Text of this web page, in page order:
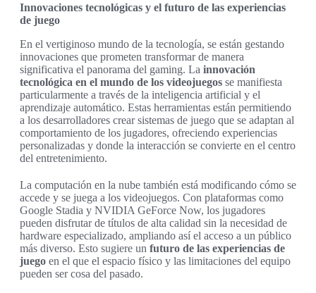
Innovaciones tecnológicas y el futuro de las experiencias
de juego
En el vertiginoso mundo de la tecnología, se están gestando
innovaciones que prometen transformar de manera
significativa el panorama del gaming. La innovación
tecnológica en el mundo de los videojuegos se manifiesta
particularmente a través de la inteligencia artificial y el
aprendizaje automático. Estas herramientas están permitiendo
a los desarrolladores crear sistemas de juego que se adaptan al
comportamiento de los jugadores, ofreciendo experiencias
personalizadas y donde la interacción se convierte en el centro
del entretenimiento.
La computación en la nube también está modificando cómo se
accede y se juega a los videojuegos. Con plataformas como
Google Stadia y NVIDIA GeForce Now, los jugadores
pueden disfrutar de títulos de alta calidad sin la necesidad de
hardware especializado, ampliando así el acceso a un público
más diverso. Esto sugiere un futuro de las experiencias de
juego en el que el espacio físico y las limitaciones del equipo
pueden ser cosa del pasado.